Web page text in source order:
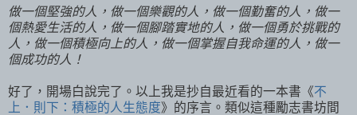
做一個堅強的人，做一個樂觀的人，做一個勤奮的人，做一
個熱愛生活的人，做一個腳踏實地的人，做一個勇於挑戰的
人，做一個積極向上的人，做一個掌握自我命運的人，做一
個成功的人！
好了，開場白說完了。以上我是抄自最近看的一本書《不
上．則下：積極的人生態度》的序言。類似這種勵志書坊間